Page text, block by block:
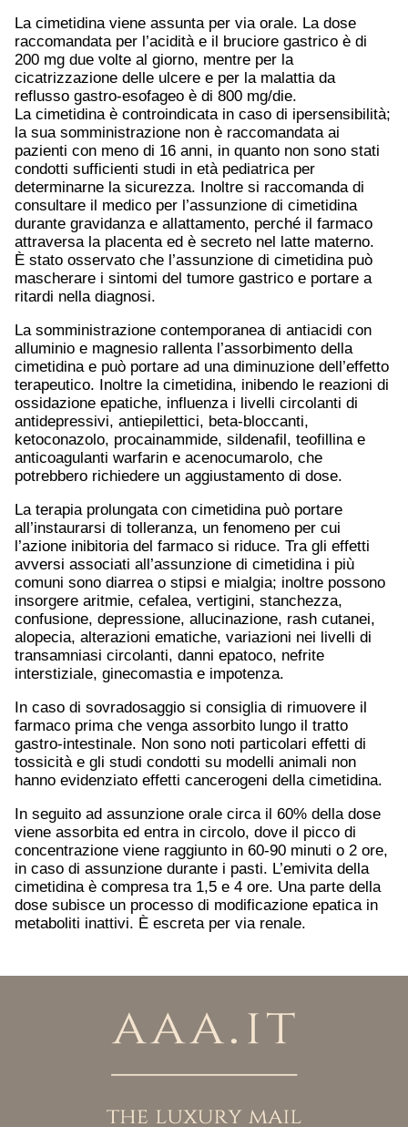
La cimetidina viene assunta per via orale. La dose
raccomandata per l’acidità e il bruciore gastrico è di
200 mg due volte al giorno, mentre per la
cicatrizzazione delle ulcere e per la malattia da
reflusso gastro-esofageo è di 800 mg/die.
La cimetidina è controindicata in caso di ipersensibilità;
la sua somministrazione non è raccomandata ai
pazienti con meno di 16 anni, in quanto non sono stati
condotti sufficienti studi in età pediatrica per
determinarne la sicurezza. Inoltre si raccomanda di
consultare il medico per l’assunzione di cimetidina
durante gravidanza e allattamento, perché il farmaco
attraversa la placenta ed è secreto nel latte materno.
È stato osservato che l’assunzione di cimetidina può
mascherare i sintomi del tumore gastrico e portare a
ritardi nella diagnosi.
La somministrazione contemporanea di antiacidi con
alluminio e magnesio rallenta l’assorbimento della
cimetidina e può portare ad una diminuzione dell’effetto
terapeutico. Inoltre la cimetidina, inibendo le reazioni di
ossidazione epatiche, influenza i livelli circolanti di
antidepressivi, antiepilettici, beta-bloccanti,
ketoconazolo, procainammide, sildenafil, teofillina e
anticoagulanti warfarin e acenocumarolo, che
potrebbero richiedere un aggiustamento di dose.
La terapia prolungata con cimetidina può portare
all’instaurarsi di tolleranza, un fenomeno per cui
l’azione inibitoria del farmaco si riduce. Tra gli effetti
avversi associati all’assunzione di cimetidina i più
comuni sono diarrea o stipsi e mialgia; inoltre possono
insorgere aritmie, cefalea, vertigini, stanchezza,
confusione, depressione, allucinazione, rash cutanei,
alopecia, alterazioni ematiche, variazioni nei livelli di
transamniasi circolanti, danni epatoco, nefrite
interstiziale, ginecomastia e impotenza.
In caso di sovradosaggio si consiglia di rimuovere il
farmaco prima che venga assorbito lungo il tratto
gastro-intestinale. Non sono noti particolari effetti di
tossicità e gli studi condotti su modelli animali non
hanno evidenziato effetti cancerogeni della cimetidina.
In seguito ad assunzione orale circa il 60% della dose
viene assorbita ed entra in circolo, dove il picco di
concentrazione viene raggiunto in 60-90 minuti o 2 ore,
in caso di assunzione durante i pasti. L’emivita della
cimetidina è compresa tra 1,5 e 4 ore. Una parte della
dose subisce un processo di modificazione epatica in
metaboliti inattivi. È escreta per via renale.